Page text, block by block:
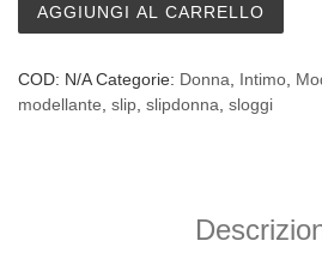
AGGIUNGI AL CARRELLO
COD: N/A Categorie: Donna Intimo
modellante slip slipdonna sloggi